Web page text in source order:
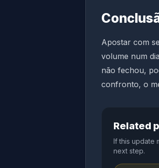
Apostar com
volume num
não fechou,
confronto, o
Related
If this update
next step.